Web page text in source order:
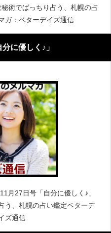
術でばっちり占う、札幌の占
ガ：ベターデイズ通信
に優しく♪」
月27日号「自分に優しく♪」
う、札幌の占い鑑定ベターデ
ズ通信